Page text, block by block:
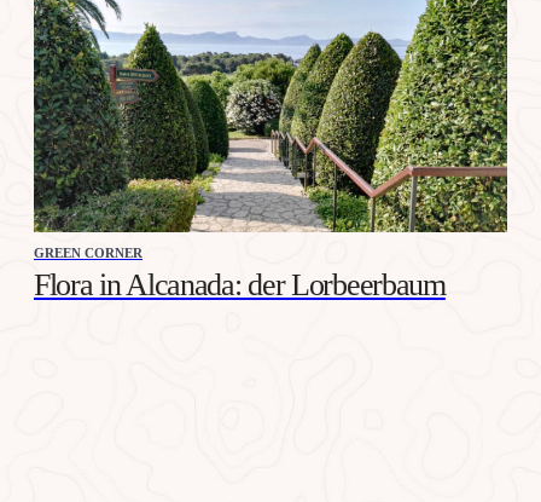
GREEN CORNER
Flora in Alcanada: der Lorbeerbaum